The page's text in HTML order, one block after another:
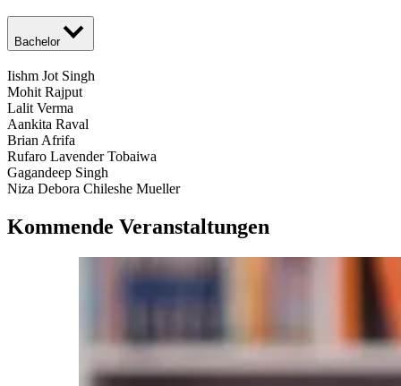
Bachelor
Iishm Jot Singh
Mohit Rajput
Lalit Verma
Aankita Raval
Brian Afrifa
Rufaro Lavender Tobaiwa
Gagandeep Singh
Niza Debora Chileshe Mueller
Kommende Veranstaltungen